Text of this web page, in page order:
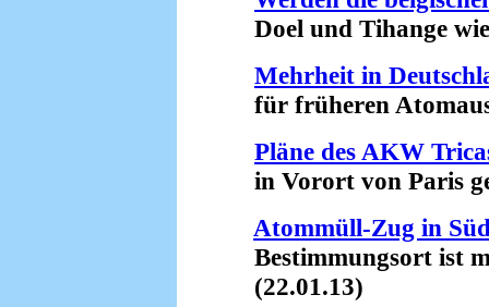
Doel und Tihange
Mehrheit in
für früheren
Pläne des AKW
in Vorort von Paris
Atommüll-Zug in
Bestimmungsort ist
(22.01.13)